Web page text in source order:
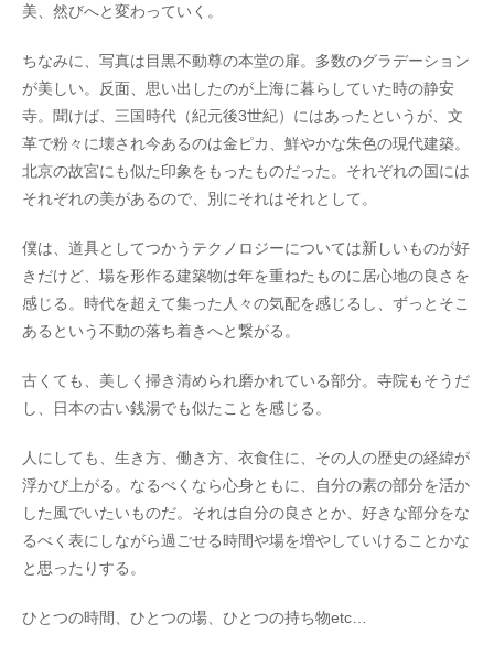
美、然びへと変わっていく。
ちなみに、写真は目黒不動尊の本堂の扉。多数のグラデーション
が美しい。反面、思い出したのが上海に暮らしていた時の静安
寺。聞けば、三国時代（紀元後3世紀）にはあったというが、文
革で粉々に壊され今あるのは金ピカ、鮮やかな朱色の現代建築。
北京の故宮にも似た印象をもったものだった。それぞれの国には
それぞれの美があるので、別にそれはそれとして。
僕は、道具としてつかうテクノロジーについては新しいものが好
きだけど、場を形作る建築物は年を重ねたものに居心地の良さを
感じる。時代を超えて集った人々の気配を感じるし、ずっとそこ
あるという不動の落ち着きへと繋がる。
古くても、美しく掃き清められ磨かれている部分。寺院もそうだ
し、日本の古い銭湯でも似たことを感じる。
人にしても、生き方、働き方、衣食住に、その人の歴史の経緯が
浮かび上がる。なるべくなら心身ともに、自分の素の部分を活か
した風でいたいものだ。それは自分の良さとか、好きな部分をな
るべく表にしながら過ごせる時間や場を増やしていけることかな
と思ったりする。
ひとつの時間、ひとつの場、ひとつの持ち物etc…